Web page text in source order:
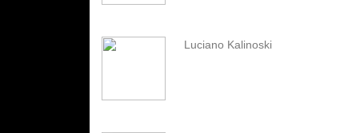
Luciano Kalinoski